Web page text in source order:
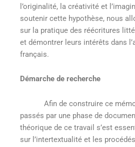
l’originalité, la créativité et
soutenir cette hypothèse, nous
sur la pratique des réécritures
et démontrer leurs intérêts dans
français.
Démarche de recherche
Afin de construire ce
passés par une phase de
théorique de ce travail s’est
sur l’intertextualité et les